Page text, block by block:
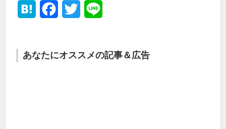
Hatena Facebook
Twitter
あなたにオススメの記事＆広告